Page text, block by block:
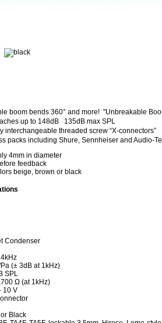
"Unbreakable
135dB max SPL
packs including Shure, Sennheiser and Audio-
4mm in diameter
feedback
beige, brown or black
Condenser
(± 3dB at 1kHz)
SPL
Ω (at 1kHz)
10 V
Black